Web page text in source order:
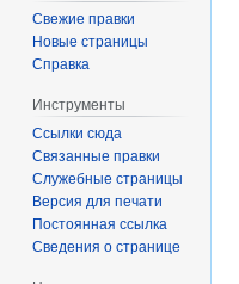
Свежие правки
Новые страницы
Справка
Инструменты
Ссылки сюда
Связанные правки
Служебные страницы
Версия для печати
Постоянная ссылка
Сведения о странице